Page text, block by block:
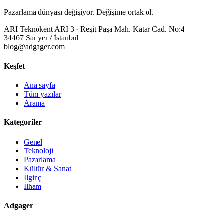
Pazarlama dünyası değişiyor. Değişime ortak ol.
ARI Teknokent ARI 3 · Reşit Paşa Mah. Katar Cad. No:4
34467 Sarıyer / İstanbul
blog@adgager.com
Keşfet
Ana sayfa
Tüm yazılar
Arama
Kategoriler
Genel
Teknoloji
Pazarlama
Kültür & Sanat
İlginç
İlham
Adgager